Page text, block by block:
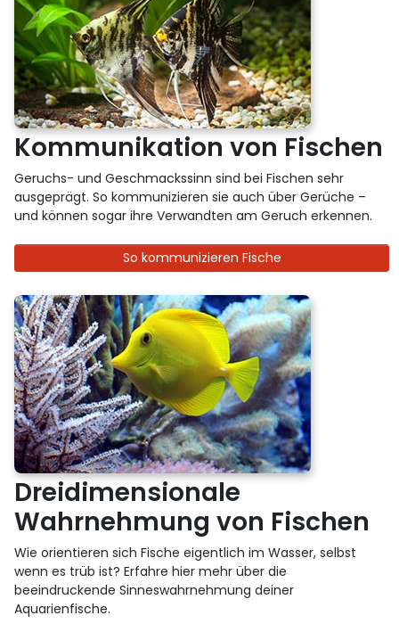
Kommunikation von Fischen
Geruchs- und Geschmackssinn sind bei Fischen sehr
ausgeprägt. So kommunizieren sie auch über Gerüche –
und können sogar ihre Verwandten am Geruch erkennen.
So kommunizieren Fische
Dreidimensionale
Wahrnehmung von Fischen
Wie orientieren sich Fische eigentlich im Wasser, selbst
wenn es trüb ist? Erfahre hier mehr über die
beeindruckende Sinneswahrnehmung deiner
Aquarienfische.